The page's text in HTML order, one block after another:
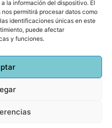
la información del dispositivo. El
permitirá procesar datos como
identificaciones únicas en este
puede afectar
y funciones.
ayuda y qué no.
Huub World